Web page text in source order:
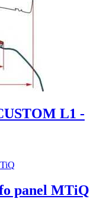
L1 -
panel MTiQ